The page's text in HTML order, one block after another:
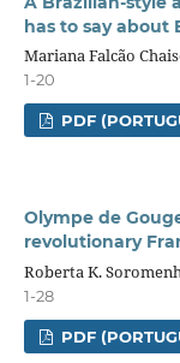
has to say about
Mariana Falcão
1-20
PDF
Olympe de
revolutionary
Roberta K.
1-28
PDF